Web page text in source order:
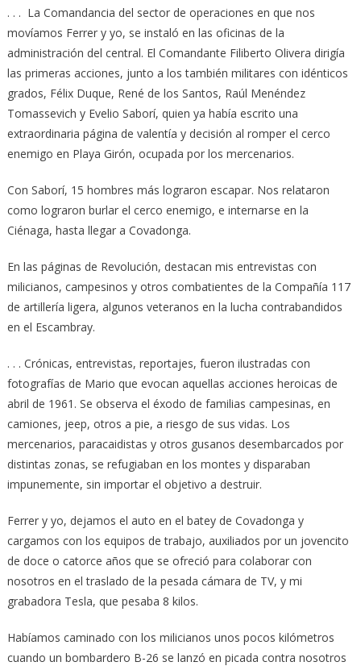
. . . La Comandancia del sector de operaciones en que nos
movíamos Ferrer y yo, se instaló en las oficinas de la
administración del central. El Comandante Filiberto Olivera dirigía
las primeras acciones, junto a los también militares con idénticos
grados, Félix Duque, René de los Santos, Raúl Menéndez
Tomassevich y Evelio Saborí, quien ya había escrito una
extraordinaria página de valentía y decisión al romper el cerco
enemigo en Playa Girón, ocupada por los mercenarios.
Con Saborí, 15 hombres más lograron escapar. Nos relataron
como lograron burlar el cerco enemigo, e internarse en la
Ciénaga, hasta llegar a Covadonga.
En las páginas de Revolución, destacan mis entrevistas con
milicianos, campesinos y otros combatientes de la Compañía 117
de artillería ligera, algunos veteranos en la lucha contrabandidos
en el Escambray.
. . . Crónicas, entrevistas, reportajes, fueron ilustradas con
fotografías de Mario que evocan aquellas acciones heroicas de
abril de 1961. Se observa el éxodo de familias campesinas, en
camiones, jeep, otros a pie, a riesgo de sus vidas. Los
mercenarios, paracaidistas y otros gusanos desembarcados por
distintas zonas, se refugiaban en los montes y disparaban
impunemente, sin importar el objetivo a destruir.
Ferrer y yo, dejamos el auto en el batey de Covadonga y
cargamos con los equipos de trabajo, auxiliados por un jovencito
de doce o catorce años que se ofreció para colaborar con
nosotros en el traslado de la pesada cámara de TV, y mi
grabadora Tesla, que pesaba 8 kilos.
Habíamos caminado con los milicianos unos pocos kilómetros
cuando un bombardero B-26 se lanzó en picada contra nosotros